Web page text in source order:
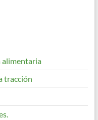
alimentaria
tracción